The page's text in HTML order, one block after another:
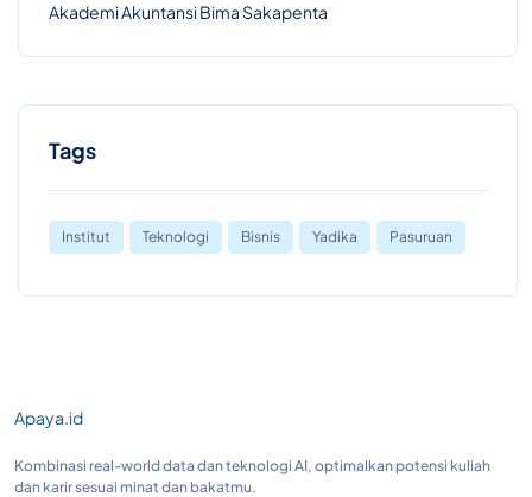
Akademi Akuntansi Bima Sakapenta
Tags
Institut Teknologi Bisnis Yadika Pasuruan
Apaya.id
Kombinasi real-world data dan teknologi AI, optimalkan potensi kuliah
dan karir sesuai minat dan bakatmu.